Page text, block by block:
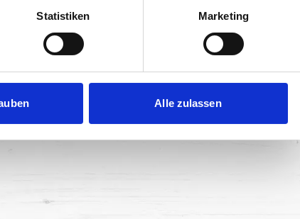
Statistiken Marketing
Alle zulassen
JABLKO-JAHODY 90 g